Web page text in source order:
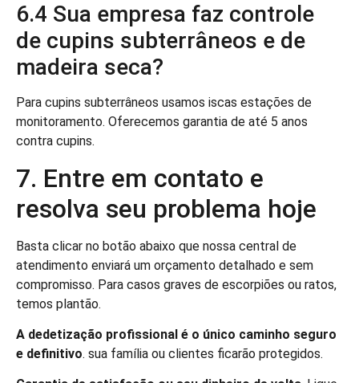
6.4 Sua empresa faz controle
de cupins subterrâneos e de
madeira seca?
Para cupins subterrâneos usamos iscas estações de
monitoramento. Oferecemos garantia de até 5 anos
contra cupins.
7. Entre em contato e
resolva seu problema hoje
Basta clicar no botão abaixo que nossa central de
atendimento enviará um orçamento detalhado e sem
compromisso. Para casos graves de escorpiões ou ratos,
temos plantão.
A dedetização profissional é o único caminho seguro
e definitivo. sua família ou clientes ficarão protegidos.